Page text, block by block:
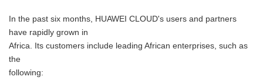
In the past six months, HUAWEI CLOUD's users and partners
have rapidly grown in
Africa. Its customers include leading African enterprises, such as
the
following: